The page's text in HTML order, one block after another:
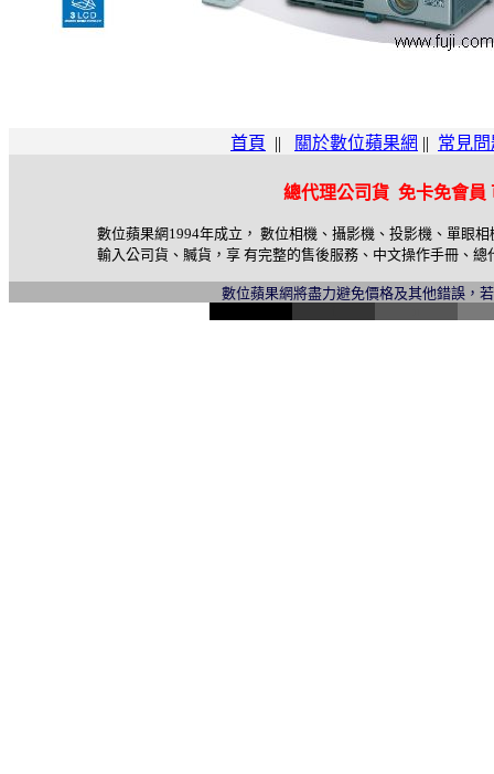
首頁 || 關於數位蘋果網 || 常見
總代理公司貨 免卡免會
數位蘋果網1994年成立， 數位相機、攝影機、投影機、單眼
輸入公司貨、贓貨，享 有完整的售後服務、中文操作手冊、
數位蘋果網將盡力避免價格及其他錯誤，